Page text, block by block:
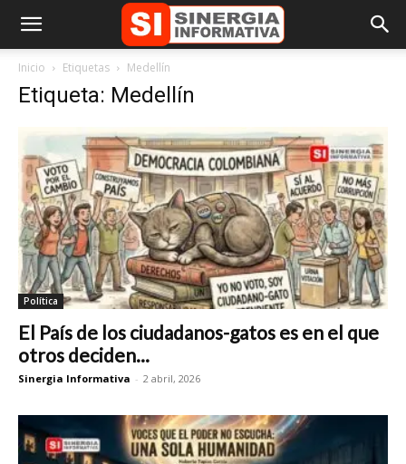
Inicio Etiquetas Medellín
Etiqueta: Medellín
Política
El País de los ciudadanos-gatos es en el que
otros deciden...
Sinergia Informativa - 2 abril, 2026